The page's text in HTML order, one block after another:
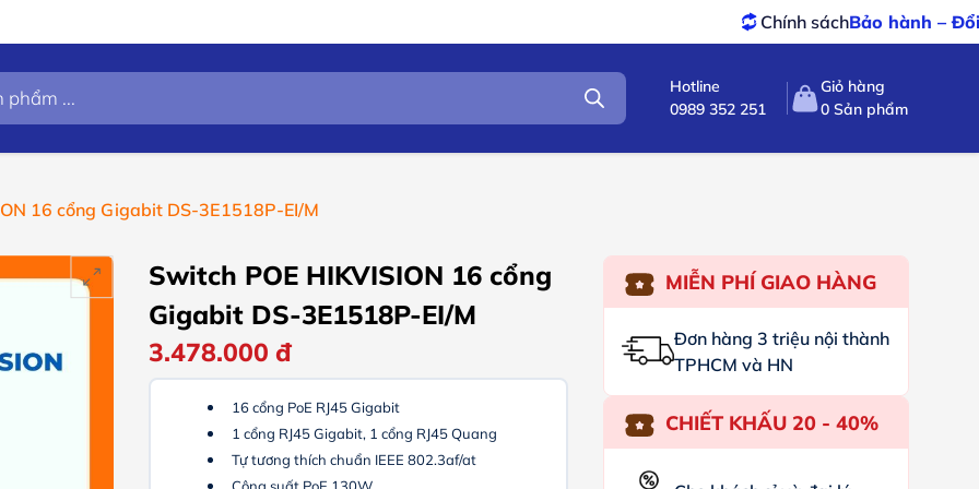
Bảo hành – Đổi trảtốt nhất
Hotline
0989 352 251
Giỏ hàng
0 Sản phẩm
16 cổng Gigabit DS-3E1518P-EI/M
Switch POE HIKVISION 16 cổng
Gigabit DS-3E1518P-EI/M
3.478.000đ
16 cổng PoE RJ45 Gigabit
1 cổng RJ45 Gigabit, 1 cổng RJ45 Quang
Tự tương thích chuẩn IEEE 802.3af/at
MIỄN PHÍ GIAO HÀNG
Đơn hàng 3 triệu nội thành
TPHCM và HN
CHIẾT KHẤU 20 - 40%